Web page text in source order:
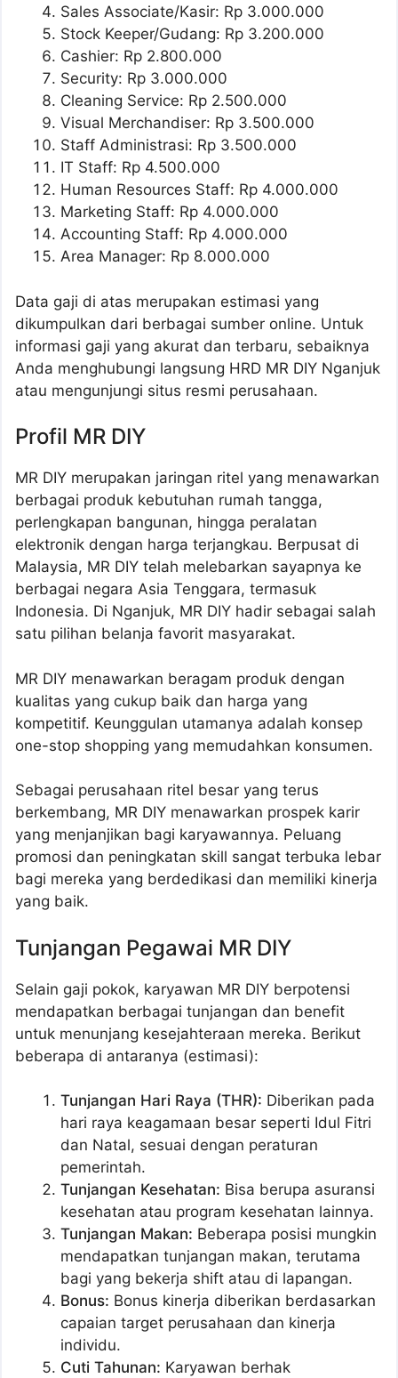
Sales Associate/Kasir: Rp 3.000.000
Stock Keeper/Gudang: Rp 3.200.000
Cashier: Rp 2.800.000
Security: Rp 3.000.000
Cleaning Service: Rp 2.500.000
Visual Merchandiser: Rp 3.500.000
Staff Administrasi: Rp 3.500.000
IT Staff: Rp 4.500.000
Human Resources Staff: Rp 4.000.000
Marketing Staff: Rp 4.000.000
Accounting Staff: Rp 4.000.000
Area Manager: Rp 8.000.000
Data gaji di atas merupakan estimasi yang
dikumpulkan dari berbagai sumber online. Untuk
informasi gaji yang akurat dan terbaru, sebaiknya
Anda menghubungi langsung HRD MR DIY Nganjuk
atau mengunjungi situs resmi perusahaan.
Profil MR DIY
MR DIY merupakan jaringan ritel yang menawarkan
berbagai produk kebutuhan rumah tangga,
perlengkapan bangunan, hingga peralatan
elektronik dengan harga terjangkau. Berpusat di
Malaysia, MR DIY telah melebarkan sayapnya ke
berbagai negara Asia Tenggara, termasuk
Indonesia. Di Nganjuk, MR DIY hadir sebagai salah
satu pilihan belanja favorit masyarakat.
MR DIY menawarkan beragam produk dengan
kualitas yang cukup baik dan harga yang
kompetitif. Keunggulan utamanya adalah konsep
one-stop shopping yang memudahkan konsumen.
Sebagai perusahaan ritel besar yang terus
berkembang, MR DIY menawarkan prospek karir
yang menjanjikan bagi karyawannya. Peluang
promosi dan peningkatan skill sangat terbuka lebar
bagi mereka yang berdedikasi dan memiliki kinerja
yang baik.
Tunjangan Pegawai MR DIY
Selain gaji pokok, karyawan MR DIY berpotensi
mendapatkan berbagai tunjangan dan benefit
untuk menunjang kesejahteraan mereka. Berikut
beberapa di antaranya (estimasi):
Tunjangan Hari Raya (THR): Diberikan pada
hari raya keagamaan besar seperti Idul Fitri
dan Natal, sesuai dengan peraturan
pemerintah.
Tunjangan Kesehatan: Bisa berupa asuransi
kesehatan atau program kesehatan lainnya.
Tunjangan Makan: Beberapa posisi mungkin
mendapatkan tunjangan makan, terutama
bagi yang bekerja shift atau di lapangan.
Bonus: Bonus kinerja diberikan berdasarkan
capaian target perusahaan dan kinerja
individu.
Cuti Tahunan: Karyawan berhak